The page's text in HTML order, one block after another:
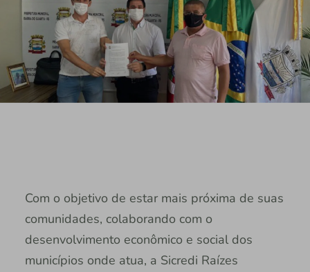
Com o objetivo de estar mais próxima de suas
comunidades, colaborando com o
desenvolvimento econômico e social dos
municípios onde atua, a Sicredi Raízes